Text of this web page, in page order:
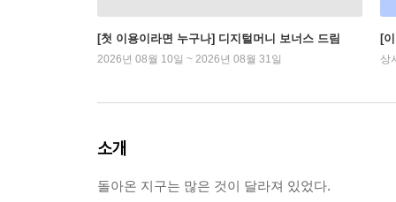
[첫 이용이라면 누구나] 디지털머니 보너스 드림
2026년 08월 10일 ~ 2026년 08월 31일
[
상
소개
돌아온 지구는 많은 것이 달라져 있었다.